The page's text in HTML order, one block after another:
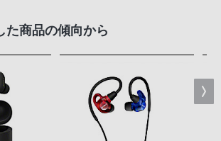
た商品の傾向から